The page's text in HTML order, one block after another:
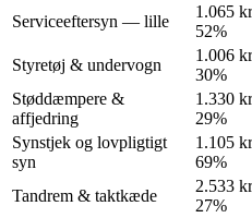
Serviceeftersyn — lille
1.065
52%
Styretøj & undervogn
1.006
30%
Støddæmpere &
affjedring
1.330
29%
Synstjek og lovpligtigt
syn
1.105
69%
Tandrem & taktkæde
2.533
27%